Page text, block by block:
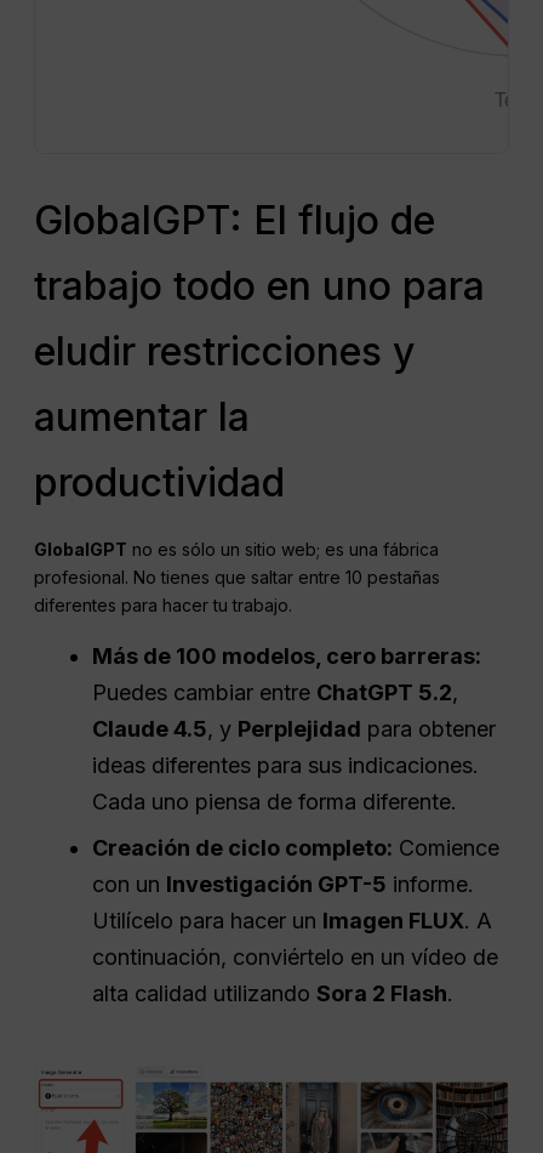
Texto
GlobalGPT: El flujo de
trabajo todo en uno para
eludir restricciones y
aumentar la
productividad
GlobalGPT no es sólo un sitio web; es una fábrica
profesional. No tienes que saltar entre 10 pestañas
diferentes para hacer tu trabajo.
Más de 100 modelos, cero barreras:
Puedes cambiar entre ChatGPT 5.2,
Claude 4.5, y Perplejidad para obtener
ideas diferentes para sus indicaciones.
Cada uno piensa de forma diferente.
Creación de ciclo completo: Comience
con un Investigación GPT-5 informe.
Utilícelo para hacer un Imagen FLUX. A
continuación, conviértelo en un vídeo de
alta calidad utilizandoSora 2 Flash.